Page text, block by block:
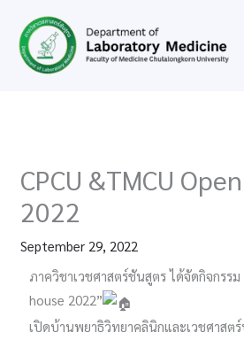
content
CPCU &TMCU
2022
September 29, 2022
ภาควิชาเวชศาสตร์ชันสูตร​ ได้จัดกิจกรรม
house​ 2022”
เปิดบ้านพยาธิวิทยาคลินิกและเวชศาสต